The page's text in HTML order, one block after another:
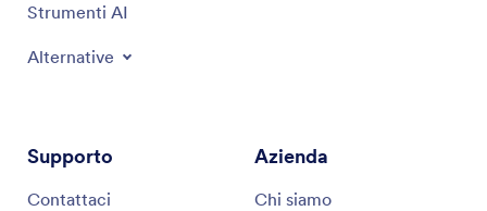
Strumenti AI
Alternative
Supporto
Contattaci
Azienda
Chi siamo